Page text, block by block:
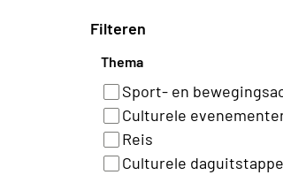
Filteren
Thema
Sport- en
Culturele
Reis
Culturele